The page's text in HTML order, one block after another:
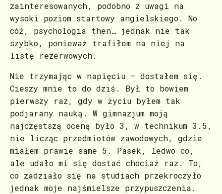
zainteresowanych, podobno z uwagi na
wysoki poziom startowy angielskiego. No
cóż, psychologia then… jednak nie tak
szybko, ponieważ trafiłem na niej na
listę rezerwowych.
Nie trzymając w napięciu – dostałem się.
Cieszy mnie to do dziś. Był to bowiem
pierwszy raz, gdy w życiu byłem tak
podjarany nauką. W gimnazjum moją
najczęstszą oceną było 3, w technikum 3.5,
nie licząc przedmiotów zawodowych, gdzie
miałem prawie same 5. Pasek, ledwo co,
ale udało mi się dostać chociaż raz. To,
co zadziało się na studiach przekroczyło
jednak moje najśmielsze przypuszczenia.